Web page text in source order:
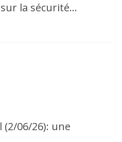
la sécurité…
(2/06/26): une